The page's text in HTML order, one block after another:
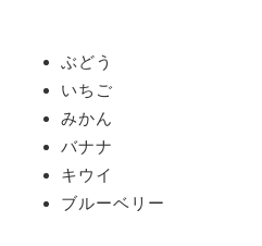
ぶどう
いちご
みかん
バナナ
キウイ
ブルーベリー